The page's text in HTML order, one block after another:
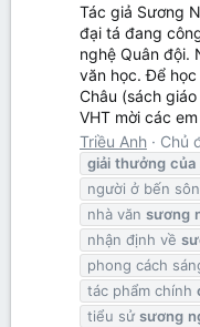
Tác giả Sương
đại tá đang
nghệ Quân đội.
văn học. Để
Châu (sách
VHT mời các
Triều Anh
Chủ
giải thưởng của
người ở bến
nhà văn sương
nhận định về
phong cách
tác phẩm chính
tiểu sử sương